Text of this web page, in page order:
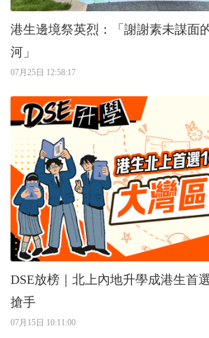
港生邊境祭英烈：「謝謝素未謀面
河」
07月25日 12:58:17
DSE放榜｜北上內地升學成港生首
搶手
07月15日 10:11:00